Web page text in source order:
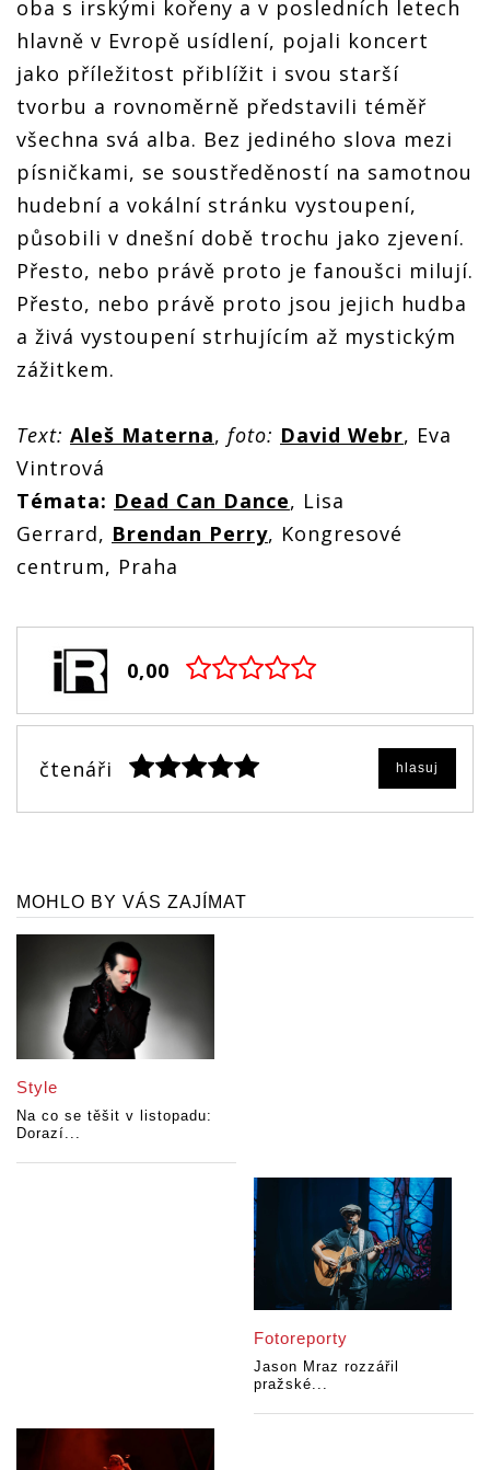
oba s irskými kořeny a v posledních letech
hlavně v Evropě usídlení, pojali koncert
jako příležitost přiblížit i svou starší
tvorbu a rovnoměrně představili téměř
všechna svá alba. Bez jediného slova mezi
písničkami, se soustředěností na samotnou
hudební a vokální stránku vystoupení,
působili v dnešní době trochu jako zjevení.
Přesto, nebo právě proto je fanoušci milují.
Přesto, nebo právě proto jsou jejich hudba
a živá vystoupení strhujícím až mystickým
zážitkem.
Text: Aleš Materna, foto: David Webr, Eva
Vintrová
Témata: Dead Can Dance, Lisa
Gerrard, Brendan Perry, Kongresové
centrum, Praha
0,00
čtenáři hlasuj
MOHLO BY VÁS ZAJÍMAT
Style
Na co se těšit v listopadu:
Dorazí...
Fotoreporty
Jason Mraz rozzářil
pražské...